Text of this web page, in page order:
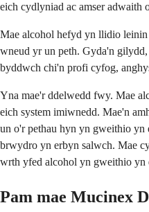
eich cydlyniad ac amser adwaith
Mae alcohol hefyd yn llidio
wneud yr un peth. Gyda'n
byddwch chi'n profi cyfog,
Yna mae'r ddelwedd fwy. Mae
eich system imiwnedd. Mae'n
un o'r pethau hyn yn gweithio
brwydro yn erbyn salwch. Mae
wrth yfed alcohol yn gweithio yn
Pam mae Mucinex